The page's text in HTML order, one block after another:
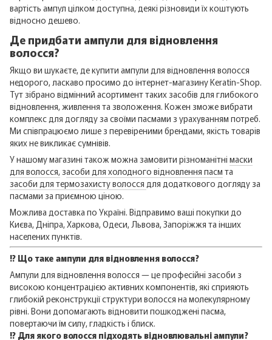
вартість ампул цілком доступна, деякі різновиди їх коштують
відносно дешево.
Де придбати ампули для відновлення
волосся?
Якщо ви шукаєте, де купити ампули для відновлення волосся
недорого, ласкаво просимо до інтернет-магазину Keratin-Shop.
Тут зібрано відмінний асортимент таких засобів для глибокого
відновлення, живлення та зволоження. Кожен зможе вибрати
комплекс для догляду за своїми пасмами з урахуванням потреб.
Ми співпрацюємо лише з перевіреними брендами, якість товарів
яких не викликає сумнівів.
У нашому магазині також можна замовити різноманітні маски
для волосся,засоби для холодного відновлення пасм та
засоби для термозахисту волосся для додаткового догляду за
пасмами за приємною ціною.
Можлива доставка по Україні. Відправимо ваші покупки до
Києва, Дніпра, Харкова, Одеси, Львова, Запоріжжя та інших
населених пунктів.
⁉️ Що таке ампули для відновлення волосся?
Ампули для відновлення волосся — це професійні засоби з
високою концентрацією активних компонентів, які сприяють
глибокій реконструкції структури волосся на молекулярному
рівні. Вони допомагають відновити пошкоджені пасма,
повертаючи їм силу, гладкість і блиск.
⁉️ Для якого волосся підходять відновлювальні ампули?